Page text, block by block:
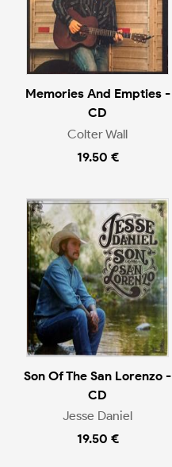
Memories And Empties -
CD
Colter Wall
19.50 €
Son Of The San Lorenzo -
CD
Jesse Daniel
19.50 €